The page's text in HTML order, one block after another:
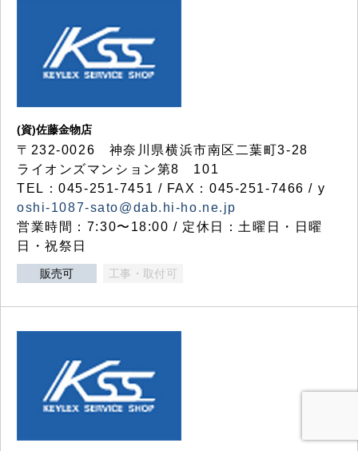
(資)佐藤金物店
〒232-0026 神奈川県横浜市南区二葉町3-28
ライオンズマンション第8 101
TEL：045-251-7451 / FAX：045-251-7466 / y
oshi-1087-sato@dab.hi-ho.ne.jp
営業時間：7:30〜18:00 / 定休日：土曜日・日曜
日・祝祭日
販売可 工事・取付可